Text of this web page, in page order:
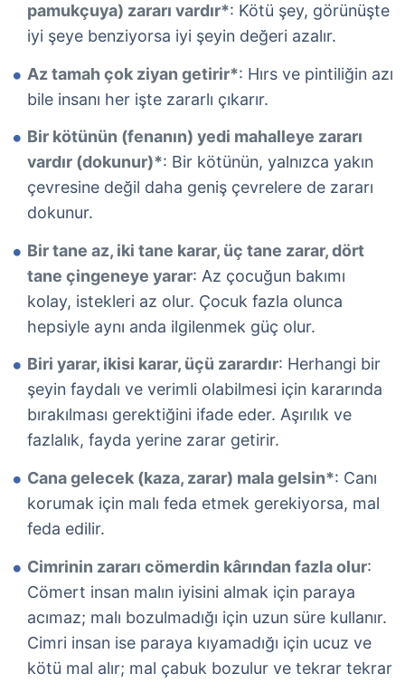
pamukçuya) zararı vardır*: Kötü şey, görünüşte
iyi şeye benziyorsa iyi şeyin değeri azalır.
Az tamah çok ziyan getirir*: Hırs ve pintiliğin azı
bile insanı her işte zararlı çıkarır.
Bir kötünün (fenanın) yedi mahalleye zararı
vardır (dokunur)*: Bir kötünün, yalnızca yakın
çevresine değil daha geniş çevrelere de zararı
dokunur.
Bir tane az, iki tane karar, üç tane zarar, dört
tane çingeneye yarar: Az çocuğun bakımı
kolay, istekleri az olur. Çocuk fazla olunca
hepsiyle aynı anda ilgilenmek güç olur.
Biri yarar, ikisi karar, üçü zarardır: Herhangi bir
şeyin faydalı ve verimli olabilmesi için kararında
bırakılması gerektiğini ifade eder. Aşırılık ve
fazlalık, fayda yerine zarar getirir.
Cana gelecek (kaza, zarar) mala gelsin*: Canı
korumak için malı feda etmek gerekiyorsa, mal
feda edilir.
Cimrinin zararı cömerdin kârından fazla olur:
Cömert insan malın iyisini almak için paraya
acımaz; malı bozulmadığı için uzun süre kullanır.
Cimri insan ise paraya kıyamadığı için ucuz ve
kötü mal alır; mal çabuk bozulur ve tekrar tekrar